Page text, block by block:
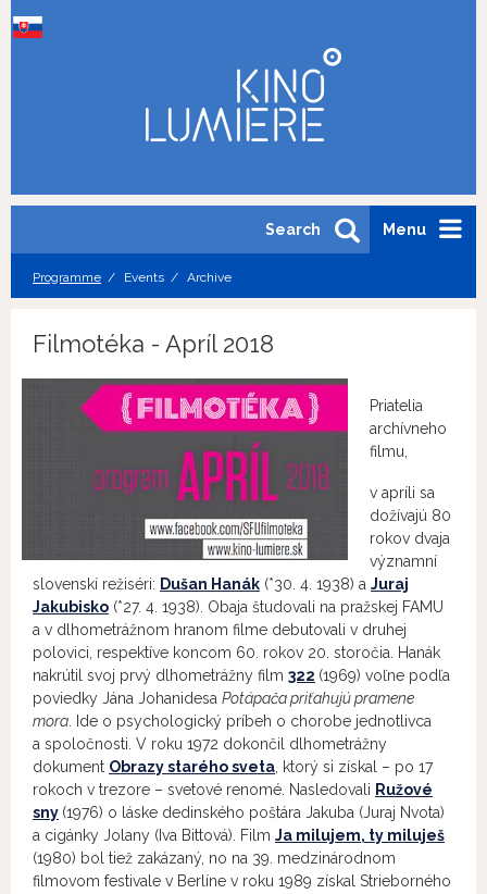
Menu
Search
Programme Events Archive
Filmotéka - Apríl 2018
Priatelia
archívneho
filmu,
v apríli sa
dožívajú 80
rokov dvaja
významní
slovenskí režiséri: Dušan Hanák (*30. 4. 1938) a Juraj
Jakubisko (*27. 4. 1938). Obaja študovali na pražskej FAMU
a v dlhometrážnom hranom filme debutovali v druhej
polovici, respektíve koncom 60. rokov 20. storočia. Hanák
nakrútil svoj prvý dlhometrážny film 322 (1969) voľne podľa
poviedky Jána Johanidesa Potápača priťahujú pramene
mora . Ide o psychologický príbeh o chorobe jednotlivca
a spoločnosti. V roku 1972 dokončil dlhometrážny
dokument Obrazy starého sveta , ktorý si získal – po 17
rokoch v trezore – svetové renomé. Nasledovali Ružové
sny (1976) o láske dedinského poštára Jakuba (Juraj Nvota)
a cigánky Jolany (Iva Bittová). Film Ja milujem, ty miluješ
(1980) bol tiež zakázaný, no na 39. medzinárodnom
filmovom festivale v Berlíne v roku 1989 získal Strieborného